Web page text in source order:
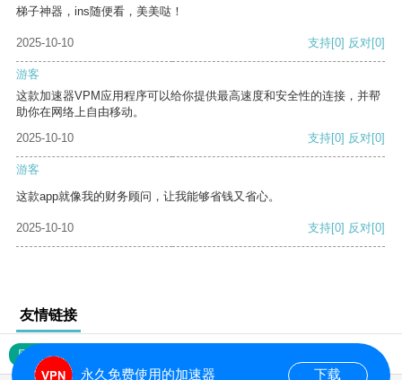
梯子神器，ins随便看，美美哒！
2025-10-10 支持[0] 反对[0]
游客
这款加速器VPM应用程序可以给你提供最高速度和安全性的连接，并帮
助你在网络上自由移动。
2025-10-10
支持[0] 反对[0]
游客
这款app就像我的财务顾问，让我能够省钱又省心。
2025-10-10 支持[0] 反对[0]
友情链接
网站地图
永久免费使用的加速器 下载